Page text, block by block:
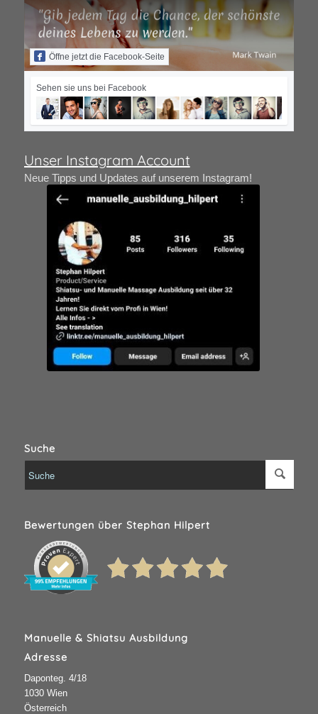
Öffne jetzt die Facebook-Seite
Sehen sie uns bei Facebook
Unser Instagram Account
Neue Tipps und Updates auf unserem Instagram!
Suche
Bewertungen über Stephan Hilpert
Manuelle & Shiatsu Ausbildung
Adresse
Daponteg. 4/18
1030 Wien
Österreich